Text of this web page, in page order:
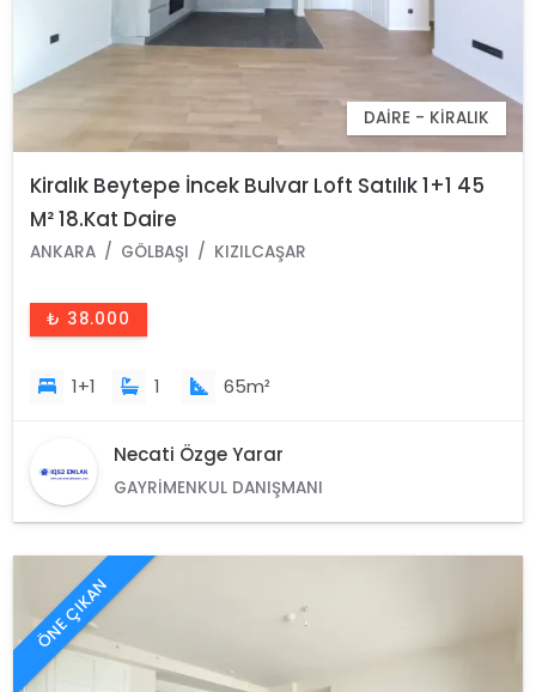
DAIRE - KIRALIK
Kiralık Beytepe İncek Bulvar Loft Satılık 1+1 45
M² 18.Kat Daire
ANKARA GÖLBAŞI KIZILCAŞAR
₺ 38.000
1+1 1 65m²
Necati Özge Yarar
GAYRIMENKUL DANIŞMANI
ÖNE ÇIKAN